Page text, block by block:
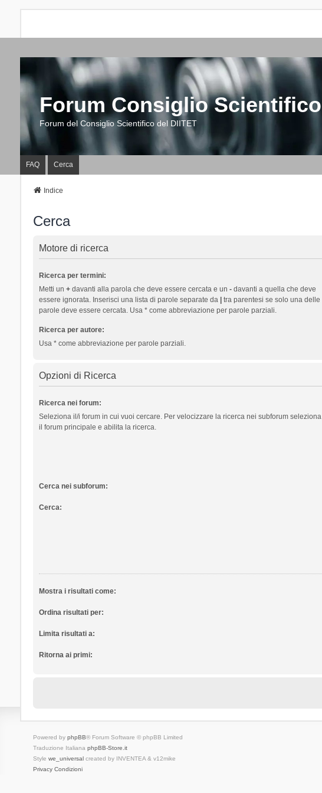
Forum Consiglio Scientifico
Forum del Consiglio Scientifico del DIITET
FAQ Cerca
Indice
Cerca
Motore di ricerca
Ricerca per termini:
Metti un +davanti alla parola che deve essere cercata e un -davanti a quella che deve
essere ignorata. Inserisci una lista di parole separate da |tra parentesi se solo una delle
parole deve essere cercata. Usa * come abbreviazione per parole parziali.
Ricerca per autore:
Usa * come abbreviazione per parole parziali.
Opzioni di Ricerca
Ricerca nei forum:
Seleziona il/i forum in cui vuoi cercare. Per velocizzare la ricerca nei subforum seleziona
il forum principale e abilita la ricerca.
Cerca nei subforum:
Cerca:
Mostra i risultati come:
Ordina risultati per:
Limita risultati a:
Ritorna ai primi:
Powered by phpBB® Forum Software © phpBB Limited
Traduzione Italiana phpBB-Store.it
Style we_universalcreated by INVENTEA & v12mike
Privacy Condizioni